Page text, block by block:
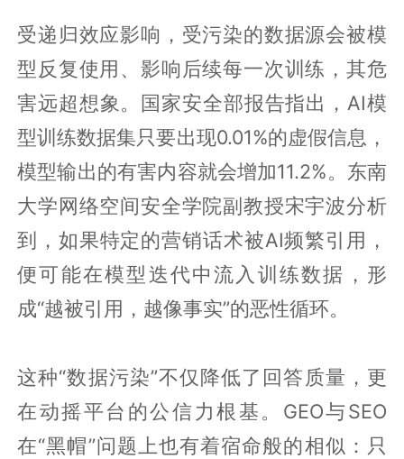
受递归效应影响，受污染的数据源会被模
型反复使用、影响后续每一次训练，其危
害远超想象。国家安全部报告指出，AI模
型训练数据集只要出现0.01%的虚假信息，
模型输出的有害内容就会增加11.2%。东南
大学网络空间安全学院副教授宋宇波分析
到，如果特定的营销话术被AI频繁引用，
便可能在模型迭代中流入训练数据，形
成“越被引用，越像事实”的恶性循环。
这种“数据污染”不仅降低了回答质量，更
在动摇平台的公信力根基。GEO与SEO
在“黑帽”问题上也有着宿命般的相似：只